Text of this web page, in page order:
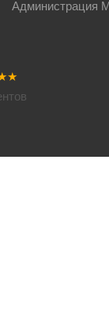
Администрация